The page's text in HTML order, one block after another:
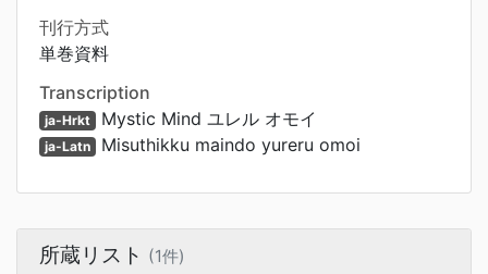
刊行方式
単巻資料
Transcription
ja-Hrkt Mystic Mind ユレル オモイ
ja-Latn Misuthikku maindo yureru omoi
所蔵リスト (1件)